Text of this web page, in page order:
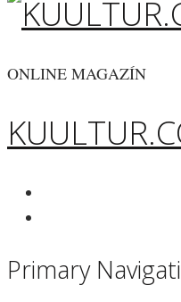
ONLINE MAGAZÍN
Primary